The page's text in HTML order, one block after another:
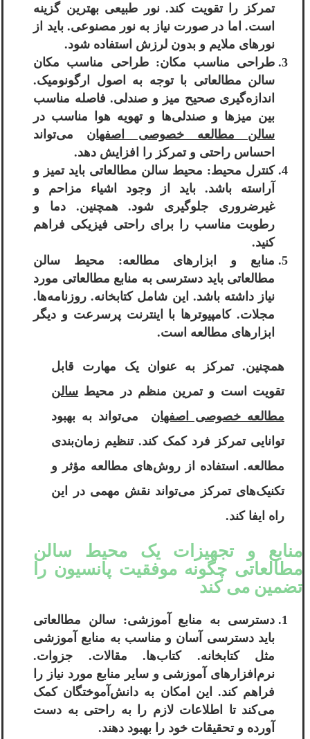
تمرکز را تقویت کند. نور طبیعی بهترین گزینه
است. اما در صورت نیاز به نور مصنوعی. باید از
نورهای ملایم و بدون لرزش استفاده شود.
طراحی مناسب مکان: طراحی مناسب مکان
سالن مطالعاتی با توجه به اصول ارگونومیک.
اندازه‌گیری صحیح میز و صندلی. فاصله مناسب
بین میزها و صندلی‌ها و تهویه هوا مناسب در
سالن مطالعه خصوصی اصفهان می‌تواند
احساس راحتی و تمرکز را افزایش دهد.
کنترل محیط: محیط سالن مطالعاتی باید تمیز و
آراسته باشد. باید از وجود اشیاء مزاحم و
غیرضروری جلوگیری شود. همچنین. دما و
رطوبت مناسب را برای راحتی فیزیکی فراهم
کنید.
منابع و ابزارهای مطالعه: محیط سالن
مطالعاتی باید دسترسی به منابع مطالعاتی مورد
نیاز داشته باشد. این شامل کتابخانه. روزنامه‌ها.
مجلات. کامپیوترها با اینترنت پرسرعت و دیگر
ابزارهای مطالعه است.
همچنین. تمرکز به عنوان یک مهارت قابل
تقویت است و تمرین منظم در محیط سالن
مطالعه خصوصی اصفهان می‌تواند به بهبود
توانایی تمرکز فرد کمک کند. تنظیم زمان‌بندی
مطالعه. استفاده از روش‌های مطالعه مؤثر و
تکنیک‌های تمرکز می‌تواند نقش مهمی در این
راه ایفا کند.
منابع و تجهیزات یک محیط سالن
مطالعاتی چگونه موفقیت پانسیون را
تضمین می کند
دسترسی به منابع آموزشی: سالن مطالعاتی
باید دسترسی آسان و مناسب به منابع آموزشی
مثل کتابخانه. کتاب‌ها. مقالات. جزوات.
نرم‌افزارهای آموزشی و سایر منابع مورد نیاز را
فراهم کند. این امکان به دانش‌آموختگان کمک
می‌کند تا اطلاعات لازم را به راحتی به دست
آورده و تحقیقات خود را بهبود دهند.